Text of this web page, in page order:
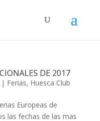
DE 2017
Ferias, Huesca Club
Europeas de
las fechas de las mas